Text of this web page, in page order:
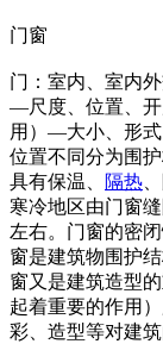
门窗
门：室内、室内
—尺度、位置、开
用）—大小、形
位置不同分为围
具有保温、
隔热
寒冷地区由门窗
左右。门窗的密
窗是建筑物围护
窗又是建筑造型
起着重要的作用
彩、造型等对建